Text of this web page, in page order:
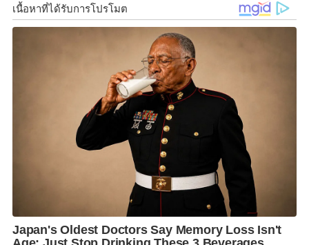
กักกันนครปฐม ผู้บัญชาการเรือนจำพิเศษธนบุรี และผู้
อำนวยการทัณฑสถานหญิงธนบุรี ถึงสถานการณ์การ
ระบาดของโควิด-19 ในพื้นที่จังหวัดสมุทรสาคร
กล่าวว่า จากสถานการณ์ที่เกิดขึ้น
สมศักดิ์ เทพสุทิน รัฐมนตรีว่าการกระทรวงยุติธรรม
ทราบถึงสถานการณ์ดังกล่าวและมีความเป็นห่วง จึงได้
กำชับถึงมาตรการป้องกันโรค ตามที่กรมราชทัณฑ์กำหนด
โดย นายสมศักดิ์ฯ เห็นควรให้ใช้มาตรการดังกล่าวกับ
เรือนจำเขต 7 ทั้งหมด จึงขอให้เรือนจำเขต 7 ดำเนินการ
ตามมาตรการสำคัญ ๆ ดังนี้
1. แยกกักกันโรค ผู้ต้องขังรับใหม่ รับย้าย กลับจากโรง